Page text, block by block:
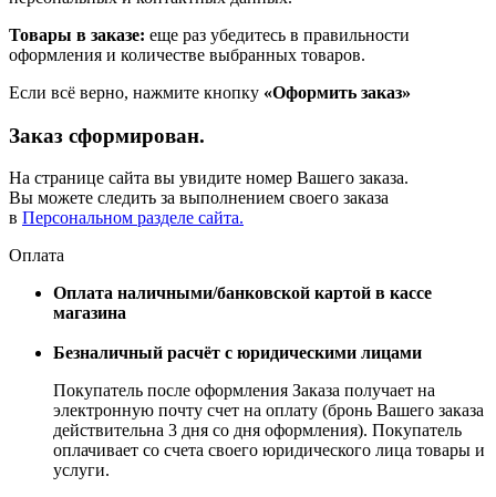
Товары в заказе: еще раз убедитесь в правильности
оформления и количестве выбранных товаров.
Если всё верно, нажмите кнопку «Оформить заказ»
Заказ сформирован.
На странице сайта вы увидите номер Вашего заказа.
Вы можете следить за выполнением своего заказа
в Персональном разделе сайта.
Оплата
Оплата наличными/банковской картой в кассе
магазина
Безналичный расчёт с юридическими лицами
Покупатель после оформления Заказа получает на
электронную почту счет на оплату (бронь Вашего заказа
действительна 3 дня со дня оформления). Покупатель
оплачивает со счета своего юридического лица товары и
услуги.